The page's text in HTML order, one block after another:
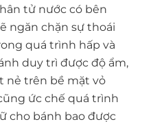
tử nước có bên
ngăn chặn sự thoái
quá trình hấp và
duy trì được độ ẩm,
nẻ trên bề mặt vỏ
ức chế quá trình
cho bánh bao được